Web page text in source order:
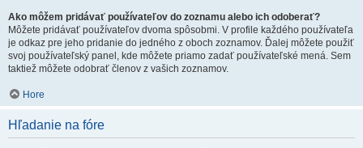
Ako môžem pridávať používateľov do zoznamu alebo ich odoberať?
Môžete pridávať používateľov dvoma spôsobmi. V profile každého používateľa
je odkaz pre jeho pridanie do jedného z oboch zoznamov. Ďalej môžete použiť
svoj používateľský panel, kde môžete priamo zadať používateľské mená. Sem
taktiež môžete odobrať členov z vašich zoznamov.
Hore
Hľadanie na fóre